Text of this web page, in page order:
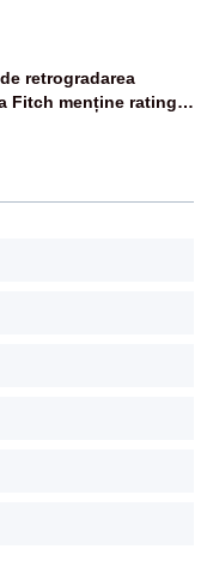
retrogradarea
Fitch menține ratingul
negativă